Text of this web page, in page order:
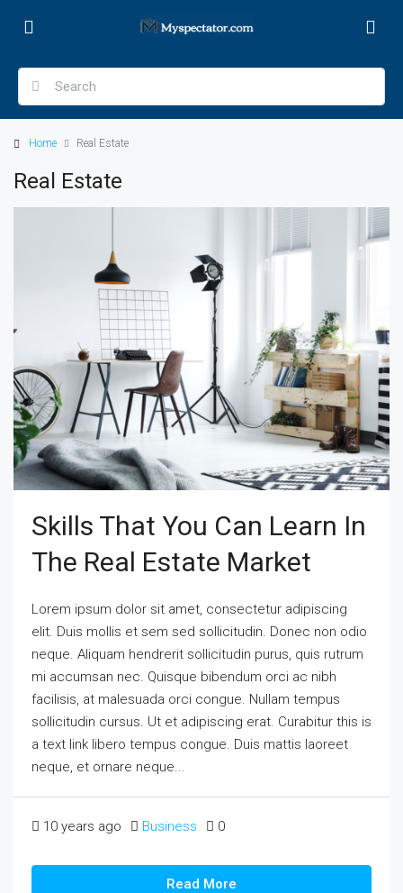
Home Real Estate
Real Estate
Skills That You Can Learn In
The Real Estate Market
Lorem ipsum dolor sit amet, consectetur adipiscing
elit. Duis mollis et sem sed sollicitudin. Donec non odio
neque. Aliquam hendrerit sollicitudin purus, quis rutrum
mi accumsan nec. Quisque bibendum orci ac nibh
facilisis, at malesuada orci congue. Nullam tempus
sollicitudin cursus. Ut et adipiscing erat. Curabitur this is
a text link libero tempus congue. Duis mattis laoreet
neque, et ornare neque...
10 years ago Business 0
Read More